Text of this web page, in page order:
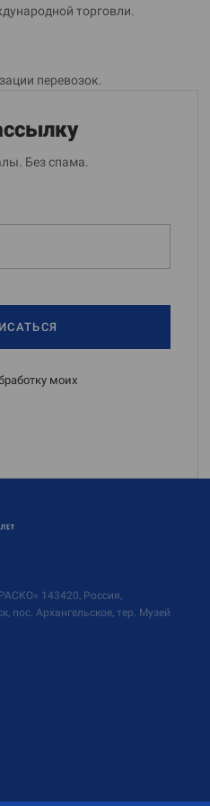
торговли.
перевозок.
Без спама.
моих
143420, Россия,
пос. Архангельское, тер. Музей